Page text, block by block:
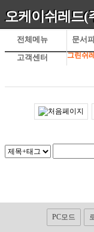
오케이쉬레드(
전체메뉴 문서
고객센터
그린쉬
PC모드